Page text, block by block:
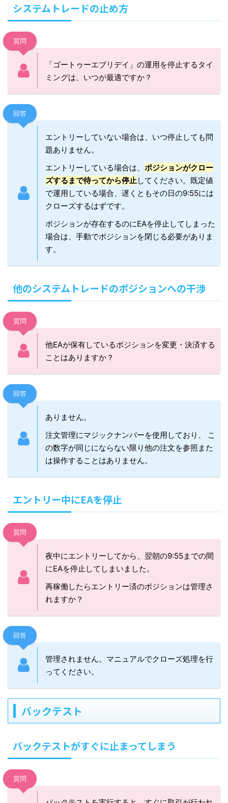
システムトレードの止め方
質問
「ゴートゥーエブリデイ」の運用を停止するタイ
ミングは、いつが最適ですか？
回答
エントリーしていない場合は、いつ停止しても問
題ありません。
エントリーしている場合は、 ポジションがクロー
ズするまで待ってから停止してください。既定値
で運用している場合、遅くともその日の9:55には
クローズするはずです。
ポジションが存在するのにEAを停止してしまった
場合は、手動でポジションを閉じる必要がありま
す。
他のシステムトレードのポジションへの干渉
質問
他EAが保有しているポジションを変更・決済する
ことはありますか？
回答
ありません。
注文管理にマジックナンバーを使用しており、 こ
の数字が同じにならない限り他の注文を参照また
は操作することはありません。
エントリー中にEAを停止
質問
夜中にエントリーしてから、翌朝の9:55までの間
にEAを停止してしまいました。
再稼働したらエントリー済のポジションは管理さ
れますか？
回答
管理されません。マニュアルでクローズ処理を行
ってください。
バックテスト
バックテストがすぐに止まってしまう
質問